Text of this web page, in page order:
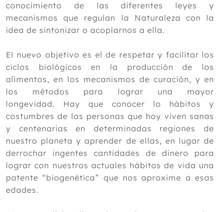
conocimiento de las diferentes leyes y
mecanismos que regulan la Naturaleza con la
idea de sintonizar o acoplarnos a ella.
El nuevo objetivo es el de respetar y facilitar los
ciclos biológicos en la producción de los
alimentos, en los mecanismos de curación, y en
los métodos para lograr una mayor
longevidad. Hay que conocer lo hábitos y
costumbres de las personas que hoy viven sanas
y centenarias en determinadas regiones de
nuestro planeta y aprender de ellas, en lugar de
derrochar ingentes cantidades de dinero para
lograr con nuestros actuales hábitos de vida una
patente “biogenética” que nos aproxime a esas
edades.